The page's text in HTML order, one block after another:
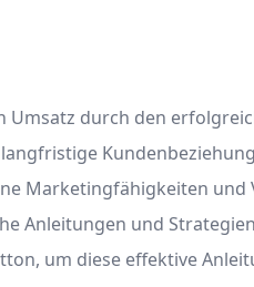
Umsatz durch den
Marketingfähigkeiten und
Anleitungen und
um diese effektive